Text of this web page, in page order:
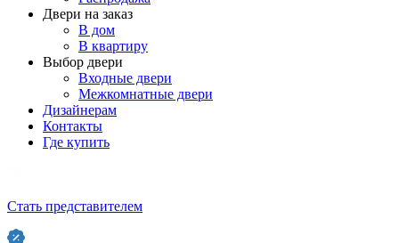
Двери на заказ
В дом
В квартиру
Выбор двери
Входные двери
Межкомнатные двери
Дизайнерам
Контакты
Где купить
Стать представителем